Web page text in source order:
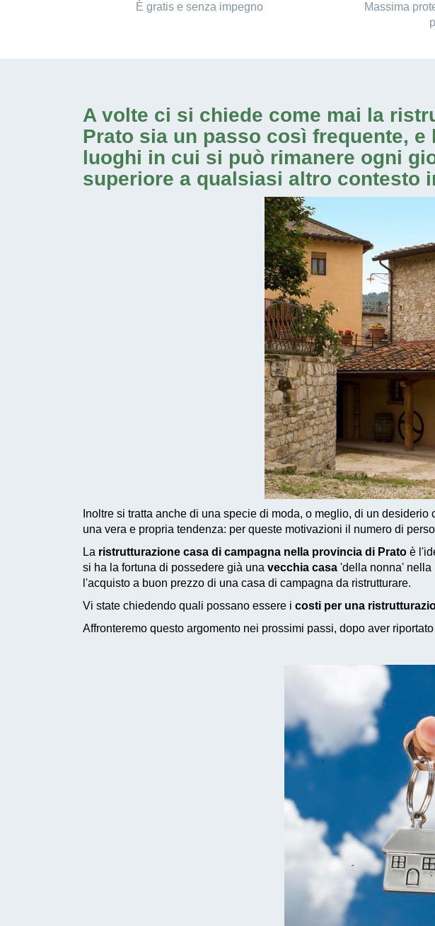
È gratis e senza impegno
Massima
A volte ci si chiede come mai la
Prato sia un passo così frequente,
luoghi in cui si può rimanere ogni
superiore a qualsiasi altro contesto
Inoltre si tratta anche di una specie di moda, o meglio, di un
una vera e propria tendenza: per queste motivazioni il numero di
La ristrutturazione casa di campagna nella provincia di Prato è
si ha la fortuna di possedere già una vecchia casa 'della nonna' nella
l'acquisto a buon prezzo di una casa di campagna da ristrutturare.
Vi state chiedendo quali possano essere i costi per una
Affronteremo questo argomento nei prossimi passi, dopo aver